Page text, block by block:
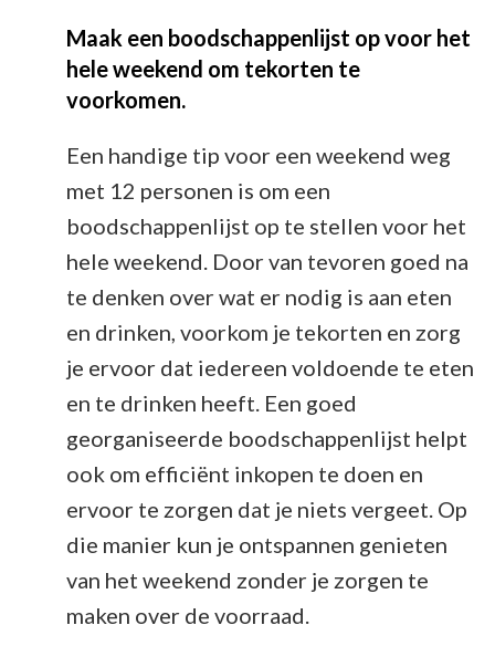
Maak een boodschappenlijst op voor het
hele weekend om tekorten te
voorkomen.
Een handige tip voor een weekend weg
met 12 personen is om een
boodschappenlijst op te stellen voor het
hele weekend. Door van tevoren goed na
te denken over wat er nodig is aan eten
en drinken, voorkom je tekorten en zorg
je ervoor dat iedereen voldoende te eten
en te drinken heeft. Een goed
georganiseerde boodschappenlijst helpt
ook om efficiënt inkopen te doen en
ervoor te zorgen dat je niets vergeet. Op
die manier kun je ontspannen genieten
van het weekend zonder je zorgen te
maken over de voorraad.